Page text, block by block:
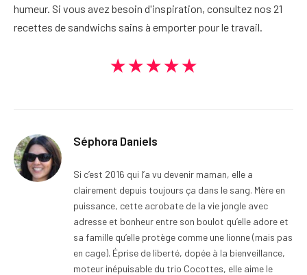
humeur. Si vous avez besoin d'inspiration, consultez nos 21
recettes de sandwichs sains à emporter pour le travail.
★★★★★
Séphora Daniels
Si c’est 2016 qui l’a vu devenir maman, elle a
clairement depuis toujours ça dans le sang. Mère en
puissance, cette acrobate de la vie jongle avec
adresse et bonheur entre son boulot qu’elle adore et
sa famille qu’elle protège comme une lionne (mais pas
en cage). Éprise de liberté, dopée à la bienveillance,
moteur inépuisable du trio Cocottes, elle aime le